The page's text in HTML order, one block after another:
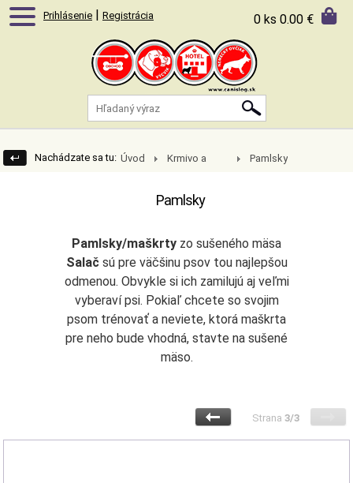
Prihlásenie | Registrácia 0 ks 0.00 €
Nachádzate sa tu: Úvod
Krmivo a
Pamlsky
Pamlsky
Pamlsky/maškrty zo sušeného mäsa
Salačsú pre väčšinu psov tou najlepšou
odmenou. Obvykle si ich zamilujú aj veľmi
vyberaví psi. Pokiaľ chcete so svojim
psom trénovať a neviete, ktorá maškrta
pre neho bude vhodná, stavte na sušené
mäso.
Strana 3/3